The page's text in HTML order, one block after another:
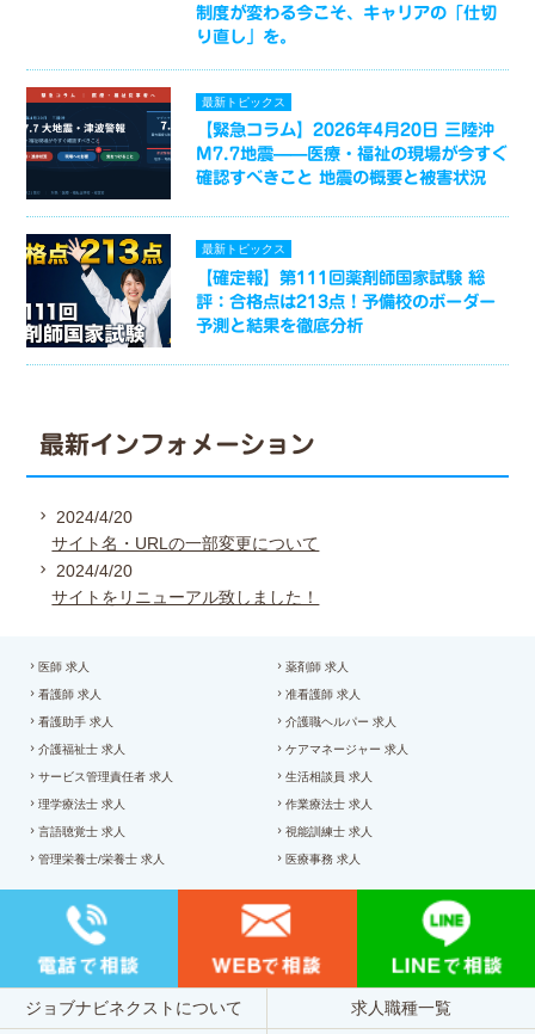
制度が変わる今こそ、キャリアの「仕切
り直し」を。
最新トピックス
【緊急コラム】2026年4月20日 三陸沖
M7.7地震——医療・福祉の現場が今すぐ
確認すべきこと 地震の概要と被害状況
最新トピックス
【確定報】第111回薬剤師国家試験 総
評：合格点は213点！予備校のボーダー
予測と結果を徹底分析
最新インフォメーション
2024/4/20
サイト名・URLの一部変更について
2024/4/20
サイトをリニューアル致しました！
医師 求人 薬剤師 求人
看護師 求人 准看護師 求人
看護助手 求人 介護職ヘルパー 求人
介護福祉士 求人 ケアマネージャー 求人
サービス管理責任者 求人 生活相談員 求人
理学療法士 求人 作業療法士 求人
言語聴覚士 求人 視能訓練士 求人
管理栄養士/栄養士 求人 医療事務 求人
ジョブナビネクストについて 求人職種一覧